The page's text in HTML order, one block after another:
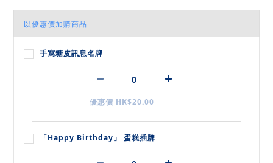
以優惠價加購商品
手寫糖皮訊息名牌
優惠價 HK$20.00
「Happy Birthday」 蛋糕插牌